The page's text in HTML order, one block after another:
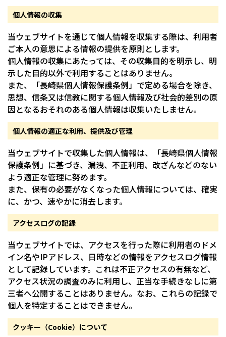
個人情報の収集
当ウェブサイトを通じて個人情報を収集する際は、利用者
ご本人の意思による情報の提供を原則とします。
個人情報の収集にあたっては、その収集目的を明示し、明
示した目的以外で利用することはありません。
また、「長崎県個人情報保護条例」で定める場合を除き、
思想、信条又は信教に関する個人情報及び社会的差別の原
因となるおそれのある個人情報は収集いたしません。
個人情報の適正な利用、提供及び管理
当ウェブサイトで収集した個人情報は、「長崎県個人情報
保護条例」に基づき、漏洩、不正利用、改ざんなどのない
よう適正な管理に努めます。
また、保有の必要がなくなった個人情報については、確実
に、かつ、速やかに消去します。
アクセスログの記録
当ウェブサイトでは、アクセスを行った際に利用者のドメ
イン名やIPアドレス、日時などの情報をアクセスログ情報
として記録しています。これは不正アクセスの有無など、
アクセス状況の調査のみに利用し、正当な手続きなしに第
三者へ公開することはありません。なお、これらの記録で
個人を特定することはできません。
クッキー（Cookie）について